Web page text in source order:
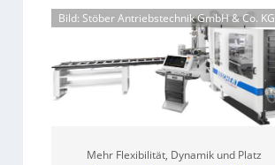
Bild: Stöber Antriebstechnik GmbH & Co. KG
Mehr Flexibilität, Dynamik und Platz